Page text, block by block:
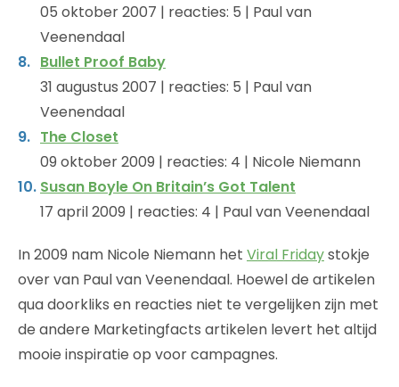
05 oktober 2007 | reacties: 5 | Paul van
Veenendaal
Bullet Proof Baby
31 augustus 2007 | reacties: 5 | Paul van
Veenendaal
The Closet
09 oktober 2009 | reacties: 4 | Nicole Niemann
Susan Boyle On Britain’s Got Talent
17 april 2009 | reacties: 4 | Paul van Veenendaal
In 2009 nam Nicole Niemann het Viral Fridaystokje
over van Paul van Veenendaal. Hoewel de artikelen
qua doorkliks en reacties niet te vergelijken zijn met
de andere Marketingfacts artikelen levert het altijd
mooie inspiratie op voor campagnes.